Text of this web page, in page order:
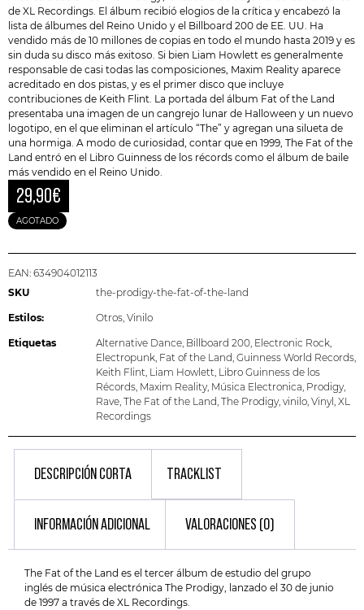
de XL Recordings. El álbum recibió elogios de la crítica y encabezó la
lista de álbumes del Reino Unido y el Billboard 200 de EE. UU. Ha
vendido más de 10 millones de copias en todo el mundo hasta 2019 y es
sin duda su disco más exitoso. Si bien Liam Howlett es generalmente
responsable de casi todas las composiciones, Maxim Reality aparece
acreditado en dos pistas, y es el primer disco que incluye
contribuciones de Keith Flint. La portada del álbum Fat of the Land
presentaba una imagen de un cangrejo lunar de Halloween y un nuevo
logotipo, en el que eliminan el artículo “The” y agregan una silueta de
una hormiga. A modo de curiosidad, contar que en 1999, The Fat of the
Land entró en el Libro Guinness de los récords como el álbum de baile
más vendido en el Reino Unido.
29,90€
AGOTADO
EAN: 634904012113
SKU
the-prodigy-the-fat-of-the-land
Estilos: Otros, Vinilo
Etiquetas Alternative Dance, Billboard 200, Electronic Rock,
Electropunk, Fat of the Land, Guinness World Records,
Keith Flint, Liam Howlett, Libro Guinness de los
Récords, Maxim Reality, Música Electronica, Prodigy,
Rave, The Fat of the Land, The Prodigy, vinilo, Vinyl, XL
Recordings
DESCRIPCIÓN CORTA TRACKLIST
INFORMACIÓN ADICIONAL VALORACIONES (0)
The Fat of the Land es el tercer álbum de estudio del grupo
inglés de música electrónica The Prodigy, lanzado el 30 de junio
de 1997 a través de XL Recordings.